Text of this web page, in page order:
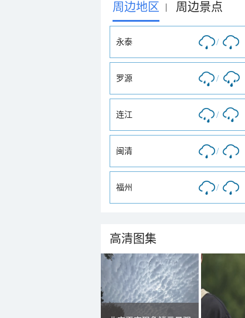
周边地区 | 周边景点
永泰 /
罗源 /
连江 /
闽清 /
福州 /
高清图集